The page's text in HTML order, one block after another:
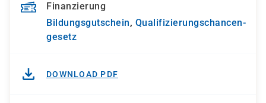
Finanzierung
Bildungsgutschein, Qualifizierungs­chancen­
gesetz
DOWNLOAD PDF